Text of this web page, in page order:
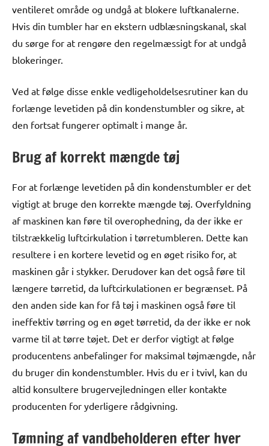
ventileret område og undgå at blokere luftkanalerne.
Hvis din tumbler har en ekstern udblæsningskanal, skal
du sørge for at rengøre den regelmæssigt for at undgå
blokeringer.
Ved at følge disse enkle vedligeholdelsesrutiner kan du
forlænge levetiden på din kondenstumbler og sikre, at
den fortsat fungerer optimalt i mange år.
Brug af korrekt mængde tøj
For at forlænge levetiden på din kondenstumbler er det
vigtigt at bruge den korrekte mængde tøj. Overfyldning
af maskinen kan føre til overophedning, da der ikke er
tilstrækkelig luftcirkulation i tørretumbleren. Dette kan
resultere i en kortere levetid og en øget risiko for, at
maskinen går i stykker. Derudover kan det også føre til
længere tørretid, da luftcirkulationen er begrænset. På
den anden side kan for få tøj i maskinen også føre til
ineffektiv tørring og en øget tørretid, da der ikke er nok
varme til at tørre tøjet. Det er derfor vigtigt at følge
producentens anbefalinger for maksimal tøjmængde, når
du bruger din kondenstumbler. Hvis du er i tvivl, kan du
altid konsultere brugervejledningen eller kontakte
producenten for yderligere rådgivning.
Tømning af vandbeholderen efter hver